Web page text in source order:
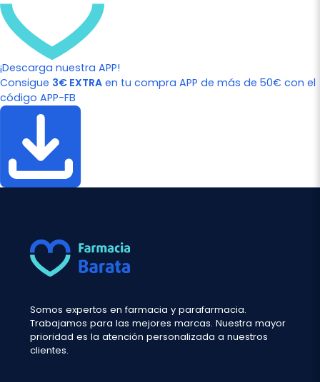
¡Descarga nuestra APP!
Consigue 3€ EXTRA en tu compra APP de más de 50€ con el
código APP-FB
Somos expertos en farmacia y parafarmacia.
Trabajamos para las mejores marcas. Nuestra mayor
prioridad es la atención personalizada a nuestros
clientes.